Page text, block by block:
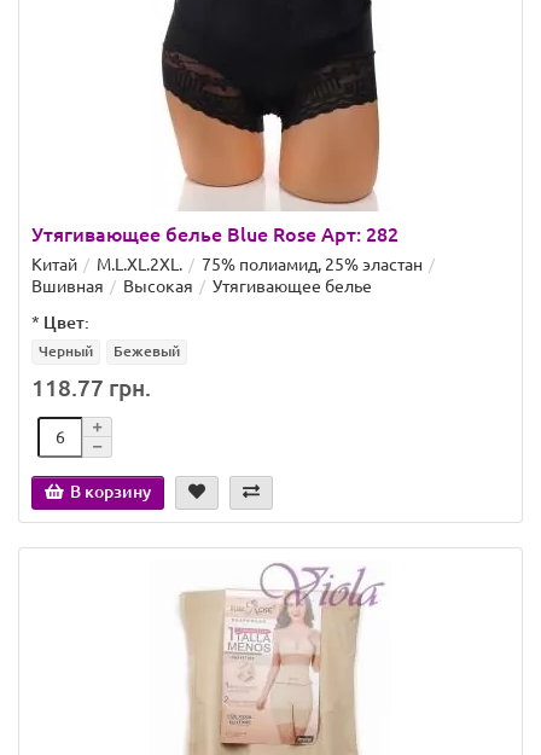
Утягивающее белье Blue Rose Арт: 282
Китай M.L.XL.2XL.
75% полиамид, 25% эластан
Вшивная
Высокая
Утягивающее белье
* Цвет:
Черный Бежевый
118.77 грн.
В корзину